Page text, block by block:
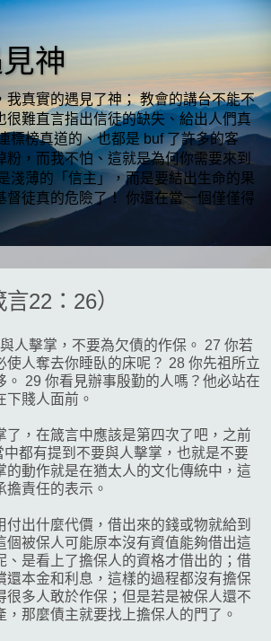
神
我真實的遇見了神； 教會的講台不能不
很難直言指出信徒的缺失、給出人們真
標榜真道的、也都是 buf 了許多的客
粉，而我不怕、這就是為何你需要來到
淺薄的「信主」，而是要結出生命的果
督徒真的危險了！ 你還在當一個僅僅得
22：26）
人擊掌，不要為欠債的作保。 27 你若
使人奪去你睡臥的床呢？ 28 你先祖所立
。 29 你看見辦事殷勤的人嗎？他必站在
下賤人面前。
了，在箴言中應該是第四次了吧，之前
都有提到不要與人擊掌，也就是不要
的動作就是在猶太人的文化傳統中，這
擔責任的表示。
付出什麼代價，借出來的錢或物就給到
個被保人可能原本沒有資值能夠借出這
、是看上了擔保人的資格才借出的；借
還本金和利息，這樣的過程都沒有擔保
很多人敢於作保；但是若是被保人還不
，那麼債主就要找上擔保人的門了。